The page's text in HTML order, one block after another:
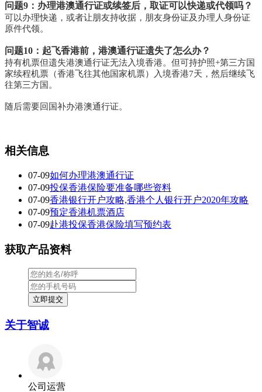
问题9：办理港澳通行证或续签后，取证可以快递或代领吗？
可以办理快递，或者让朋友持收据，朋友身份证及办理人身份证
原件代领。
问题10：起飞香港前，港澳通行证遗失了怎么办？
持有机票但遗失港澳通行证无法入境香港。 但可持护照+第三方国
家续程机票 （香港飞往其他国家机票）入境香港7天，然后继续飞
往第三方国。
随后需要回国补办港澳通行证。
相关信息
07-09如何办理港澳通行证
07-09投保香港保险要准备哪些资料
07-09香港银行开户攻略,香港个人银行开户2020年攻略
07-09预定香港机票酒店
07-09赴港投保香港保险填写预约表
获取产品资料
关于智诚
公司运营